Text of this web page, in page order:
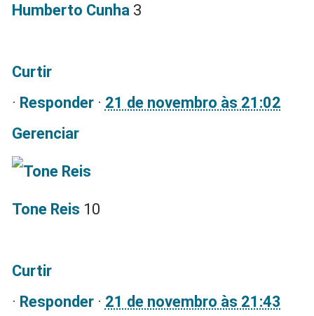
Humberto Cunha 3
Curtir
· Responder· 21 de novembro às 21:02
Gerenciar
Tone Reis 10
Curtir
· Responder· 21 de novembro às 21:43